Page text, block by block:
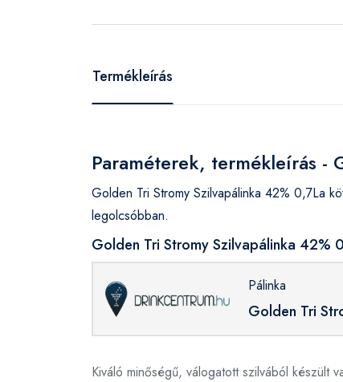
Termékleírás
Paraméterek, termékleírás -
Golden Tri Stromy Szilvapálinka 42% 0,7La
legolcsóbban.
Golden Tri Stromy Szilvapálinka 42%
Pálinka
Golden Tri
Kiváló minőségű, válogatott szilvából készült